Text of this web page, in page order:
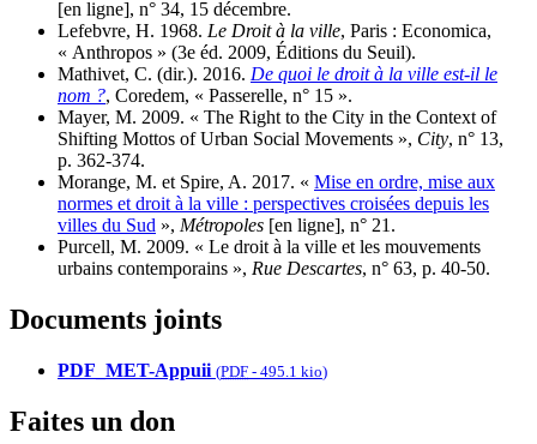
[en ligne], n° 34, 15 décembre.
Lefebvre, H. 1968. Le Droit à la ville, Paris : Economica,
« Anthropos » (3e éd. 2009, Éditions du Seuil).
Mathivet, C. (dir.). 2016. De quoi le droit à la ville est-il le
nom ?, Coredem, « Passerelle, n° 15 ».
Mayer, M. 2009. « The Right to the City in the Context of
Shifting Mottos of Urban Social Movements », City, n° 13,
p. 362-374.
Morange, M. et Spire, A. 2017. « Mise en ordre, mise aux
normes et droit à la ville : perspectives croisées depuis les
villes du Sud », Métropoles [en ligne], n° 21.
Purcell, M. 2009. « Le droit à la ville et les mouvements
urbains contemporains », Rue Descartes, n° 63, p. 40-50.
Documents joints
PDF_MET-Appuii (PDF - 495.1 kio)
Faites un don